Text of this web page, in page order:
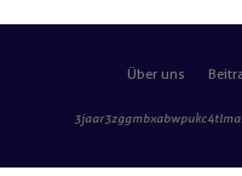
Über uns